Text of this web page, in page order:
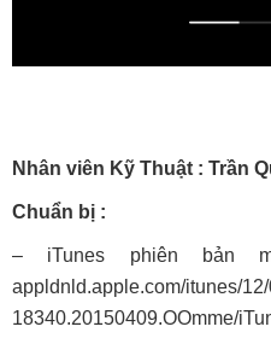
Nhân viên Kỹ Thuật : Trần
Chuẩn bị :
– iTunes phiên bản
appldnld.apple.com/itunes/
18340.20150409.OOmme/